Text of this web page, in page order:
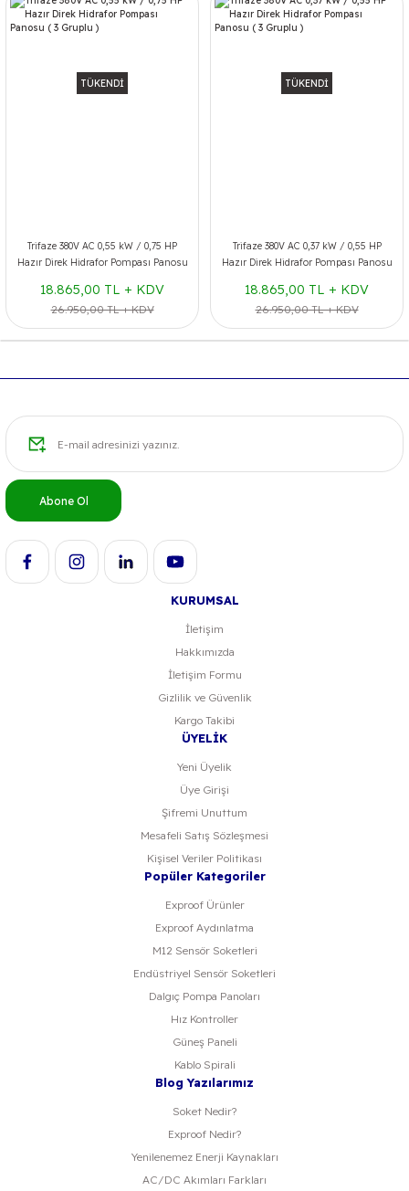
TÜKENDİ
Trifaze 380V AC 0,55 kW / 0,75 HP
Hazır Direk Hidrafor Pompası Panosu
18.865,00 TL + KDV
26.950,00 TL + KDV
TÜKENDİ
Trifaze 380V AC 0,37 kW / 0,55 HP
Hazır Direk Hidrafor Pompası Panosu
18.865,00 TL + KDV
26.950,00 TL + KDV
Abone Ol
KURUMSAL
İletişim
Hakkımızda
İletişim Formu
Gizlilik ve Güvenlik
Kargo Takibi
ÜYELİK
Yeni Üyelik
Üye Girişi
Şifremi Unuttum
Mesafeli Satış Sözleşmesi
Kişisel Veriler Politikası
Popüler Kategoriler
Exproof Ürünler
Exproof Aydınlatma
M12 Sensör Soketleri
Endüstriyel Sensör Soketleri
Dalgıç Pompa Panoları
Hız Kontroller
Güneş Paneli
Kablo Spirali
Blog Yazılarımız
Soket Nedir?
Exproof Nedir?
Yenilenemez Enerji Kaynakları
AC/DC Akımları Farkları